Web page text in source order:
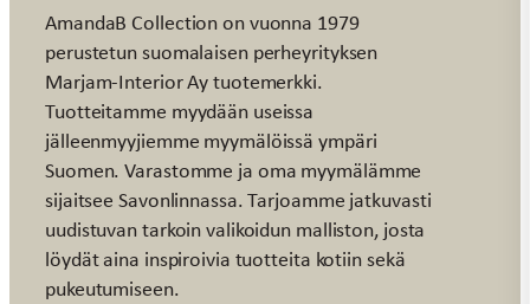
AmandaB Collection on vuonna 1979
perustetun suomalaisen perheyrityksen
Marjam-Interior Ay tuotemerkki.
Tuotteitamme myydään useissa
jälleenmyyjiemme myymälöissä ympäri
Suomen. Varastomme ja oma myymälämme
sijaitsee Savonlinnassa. Tarjoamme jatkuvasti
uudistuvan tarkoin valikoidun malliston, josta
löydät aina inspiroivia tuotteita kotiin sekä
pukeutumiseen.